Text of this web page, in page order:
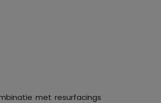
met resurfacings